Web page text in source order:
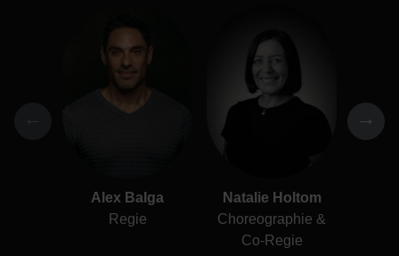
← →
Alex Balga
Regie
Natalie Holtom
Choreographie &
Co-Regie